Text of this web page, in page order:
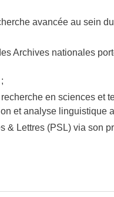
avancée au sein
Archives nationales
recherche en sciences
et analyse linguistique
& Lettres (PSL) via son